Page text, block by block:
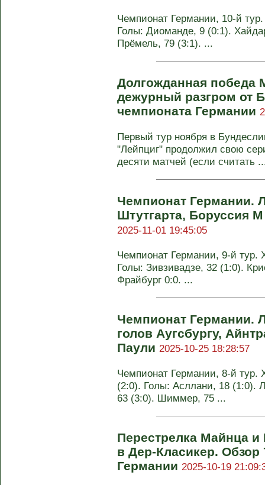
Чемпионат Германии, 10-й
Голы: Диоманде, 9 (0:1).
Прёмель, 79 (3:1). ...
Долгожданная победа
дежурный разгром от
чемпионата Германии
Первый тур ноября в
"Лейпциг" продолжил свою
десяти матчей (если считать
Чемпионат Германии.
Штутгарта, Боруссия
2025-11-01 19:45:05
Чемпионат Германии, 9-й тур.
Голы: Зивзивадзе, 32 (1:0).
Фрайбург 0:0. ...
Чемпионат Германии.
голов Аугсбургу,
Паули 2025-10-25 18:28:57
Чемпионат Германии, 8-й
(2:0). Голы: Асллани, 18 (1:0).
63 (3:0). Шиммер, 75 ...
Перестрелка Майнца
в Дер-Класикер. Обзор
Германии 2025-10-19